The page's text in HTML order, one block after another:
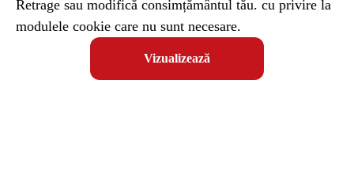
Retrage sau modifică consimțământul tău. cu privire la
modulele cookie care nu sunt necesare.
Vizualizează